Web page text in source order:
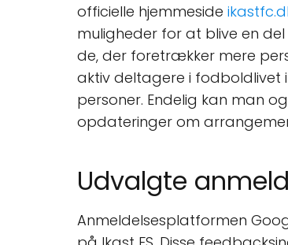
officielle hjemmeside
muligheder for at blive en
de, der foretrækker mere
aktiv deltagere i fodboldlivet
personer. Endelig kan man
opdateringer om
Udvalgte
Anmeldelsesplatformen